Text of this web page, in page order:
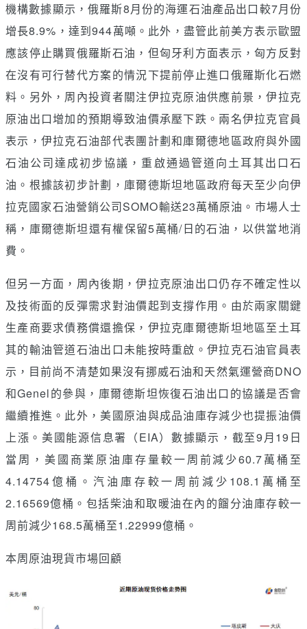
機構數據顯示，俄羅斯8月份的海運石油產品出口較7月份
增長8.9%，達到944萬噸。此外，盡管此前美方表示歐盟
應該停止購買俄羅斯石油，但匈牙利方面表示，匈方反對
在沒有可行替代方案的情況下提前停止進口俄羅斯化石燃
料。另外，周內投資者關注伊拉克原油供應前景，伊拉克
原油出口增加的預期導致油價承壓下跌。兩名伊拉克官員
表示，伊拉克石油部代表團計劃和庫爾德地區政府與外國
石油公司達成初步協議，重啟通過管道向土耳其出口石
油。根據該初步計劃，庫爾德斯坦地區政府每天至少向伊
拉克國家石油營銷公司SOMO輸送23萬桶原油。市場人士
稱，庫爾德斯坦還有權保留5萬桶/日的石油，以供當地消
費。
但另一方面，周內後期，伊拉克原油出口仍存不確定性以
及技術面的反彈需求對油價起到支撐作用。由於兩家關鍵
生產商要求債務償還擔保，伊拉克庫爾德斯坦地區至土耳
其的輸油管道石油出口未能按時重啟。伊拉克石油官員表
示，目前尚不清楚如果沒有挪威石油和天然氣運營商DNO
和Genel的參與，庫爾德斯坦恢復石油出口的協議是否會
繼續推進。此外，美國原油與成品油庫存減少也提振油價
上漲。美國能源信息署（EIA）數據顯示，截至9月19日
當周，美國商業原油庫存量較一周前減少60.7萬桶至
4.14754億桶。汽油庫存較一周前減少108.1萬桶至
2.16569億桶。包括柴油和取暖油在內的餾分油庫存較一
周前減少168.5萬桶至1.22999億桶。
本周原油現貨市場回顧